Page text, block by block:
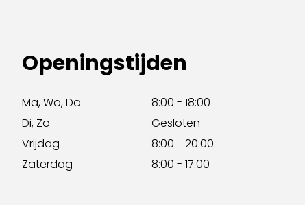
Openingstijden
Ma, Wo, Do
8:00 - 18:00
Di, Zo
Gesloten
Vrijdag
8:00 - 20:00
Zaterdag
8:00 - 17:00